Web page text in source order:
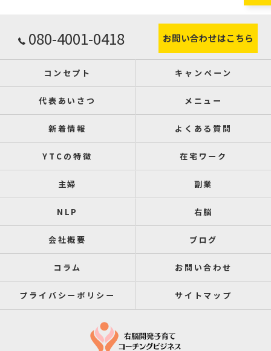
080-4001-0418 お問い合わせはこちら
コンセプト キャンペーン
代表あいさつ メニュー
新着情報 よくある質問
YTCの特徴 在宅ワーク
主婦 副業
NLP 右脳
会社概要 ブログ
コラム お問い合わせ
プライバシーポリシー サイトマップ